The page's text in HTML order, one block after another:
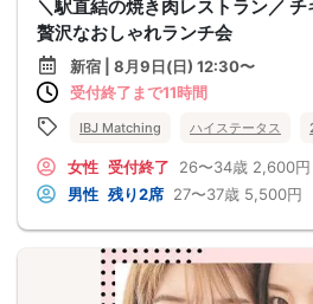
＼駅直結の焼き肉レストラン／
贅沢なおしゃれランチ会
新宿 | 8月9日(日) 12:30〜
受付終了まで11時間
IBJ Matching ハイステータス
女性 受付終了 26〜34歳 2,600円
男性 残り2席 27〜37歳 5,500円